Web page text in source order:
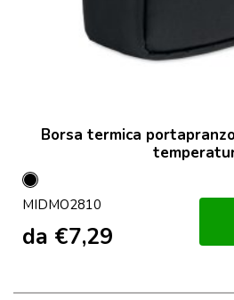
Borsa termica
Nero
MIDMO2810
da €7,29